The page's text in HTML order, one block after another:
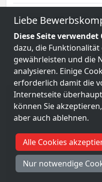
Leinencup K.O. System 1
Damenwertung
Liebe
Diese Seite verwendet
dazu, die Funktionalität
gewährleisten und die
analysieren. Einige
erforderlich damit die
Internetseite
können Sie
aber auch ablehnen.
Alle Cookies
Nur notwendige